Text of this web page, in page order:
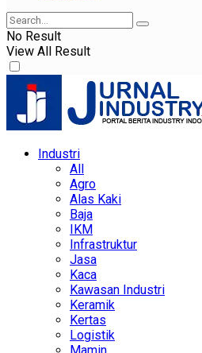
No Result
View All Result
Industri
All
Agro
Alas Kaki
Baja
IKM
Infrastruktur
Jasa
Kaca
Kawasan Industri
Keramik
Kertas
Logistik